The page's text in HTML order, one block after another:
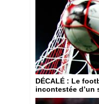
DÉCALÉ : Le
incontestée d’un